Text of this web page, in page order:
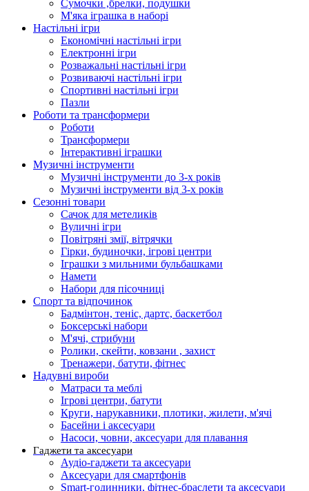
Сумочки ,брелки, подушки
М'яка іграшка в наборі
Настільні ігри
Економічні настільні ігри
Електронні ігри
Розважальні настільні ігри
Розвиваючі настільні ігри
Спортивні настільні ігри
Пазли
Роботи та трансформери
Роботи
Трансформери
Інтерактивні іграшки
Музичні інструменти
Музичні інструменти до 3-х років
Музичні інструменти від 3-х років
Сезонні товари
Сачок для метеликів
Вуличні ігри
Повітряні змії, вітрячки
Гірки, будиночки, ігрові центри
Іграшки з мильними бульбашками
Намети
Набори для пісочниці
Спорт та відпочинок
Бадмінтон, теніс, дартс, баскетбол
Боксерські набори
М'ячі, стрибуни
Ролики, скейти, ковзани , захист
Тренажери, батути, фітнес
Надувні вироби
Матраси та меблі
Ігрові центри, батути
Круги, нарукавники, плотики, жилети, м'ячі
Басейни і аксесуари
Насоси, човни, аксесуари для плавання
Гаджети та аксесуари
Аудіо-гаджети та аксесуари
Аксесуари для смартфонів
Smart-годинники, фітнес-браслети та аксесуари